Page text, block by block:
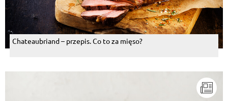
Chateaubriand – przepis. Co to za mięso?